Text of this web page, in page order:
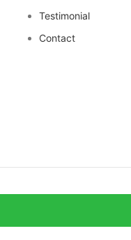
Testimonial
Contact